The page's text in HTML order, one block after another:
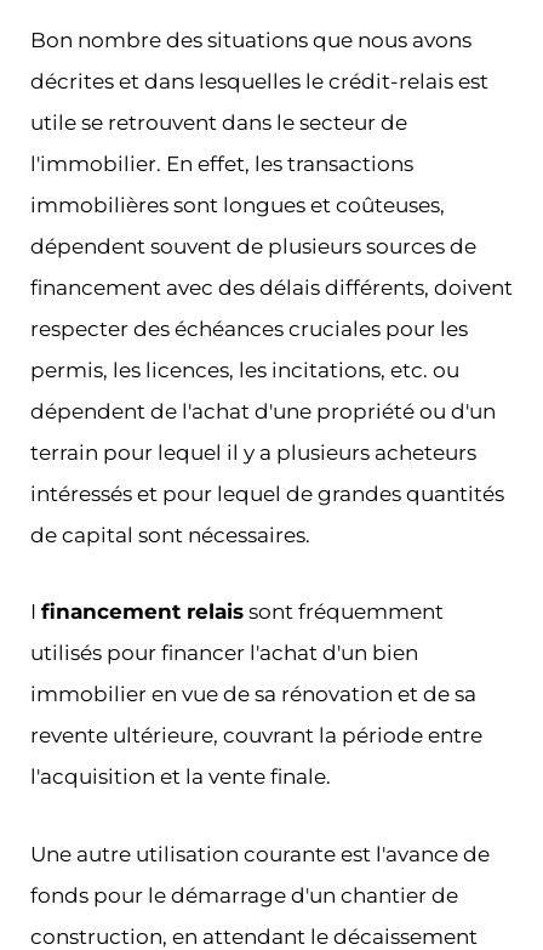
Bon nombre des situations que nous avons
décrites et dans lesquelles le crédit-relais est
utile se retrouvent dans le secteur de
l'immobilier. En effet, les transactions
immobilières sont longues et coûteuses,
dépendent souvent de plusieurs sources de
financement avec des délais différents, doivent
respecter des échéances cruciales pour les
permis, les licences, les incitations, etc. ou
dépendent de l'achat d'une propriété ou d'un
terrain pour lequel il y a plusieurs acheteurs
intéressés et pour lequel de grandes quantités
de capital sont nécessaires.
I financement relais sont fréquemment
utilisés pour financer l'achat d'un bien
immobilier en vue de sa rénovation et de sa
revente ultérieure, couvrant la période entre
l'acquisition et la vente finale.
Une autre utilisation courante est l'avance de
fonds pour le démarrage d'un chantier de
construction, en attendant le décaissement